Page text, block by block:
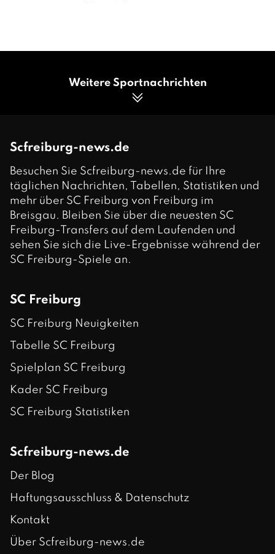
Weitere Sportnachrichten
Scfreiburg-news.de
Besuchen Sie Scfreiburg-news.de für Ihre
täglichen Nachrichten, Tabellen, Statistiken und
mehr über SC Freiburg von Freiburg im
Breisgau. Bleiben Sie über die neuesten SC
Freiburg-Transfers auf dem Laufenden und
sehen Sie sich die Live-Ergebnisse während der
SC Freiburg-Spiele an.
SC Freiburg
SC Freiburg Neuigkeiten
Tabelle SC Freiburg
Spielplan SC Freiburg
Kader SC Freiburg
SC Freiburg Statistiken
Scfreiburg-news.de
Der Blog
Haftungsausschluss & Datenschutz
Kontakt
Über Scfreiburg-news.de